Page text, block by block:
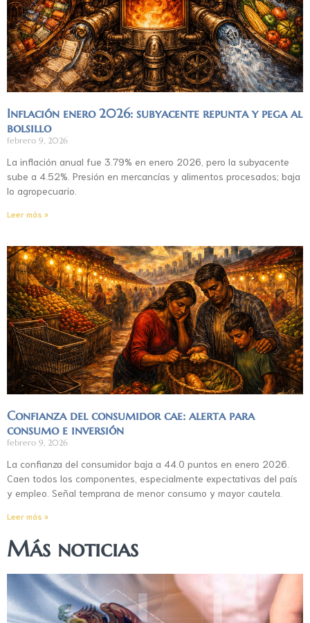
Inflación enero 2026: subyacente repunta y pega al
bolsillo
febrero 9, 2026
La inflación anual fue 3.79% en enero 2026, pero la subyacente
sube a 4.52%. Presión en mercancías y alimentos procesados; baja
lo agropecuario.
Leer más »
Confianza del consumidor cae: alerta para
consumo e inversión
febrero 9, 2026
La confianza del consumidor baja a 44.0 puntos en enero 2026.
Caen todos los componentes, especialmente expectativas del país
y empleo. Señal temprana de menor consumo y mayor cautela.
Leer más »
Más noticias